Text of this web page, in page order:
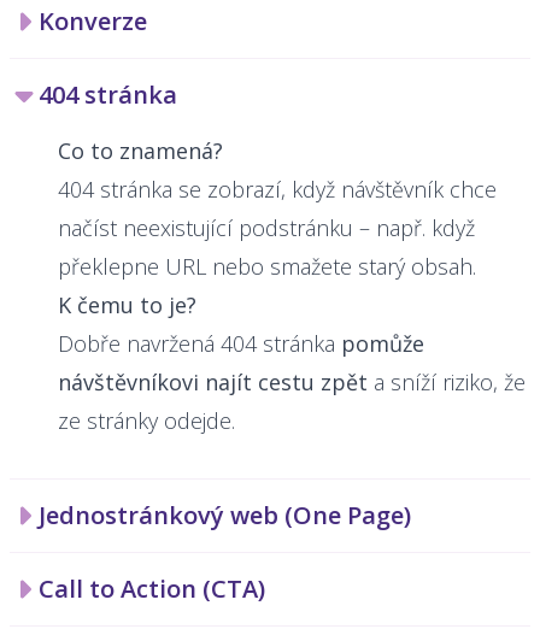
Konverze
404 stránka
Co to znamená?
404 stránka se zobrazí, když návštěvník chce
načíst neexistující podstránku – např. když
překlepne URL nebo smažete starý obsah.
K čemu to je?
Dobře navržená 404 stránka pomůže
návštěvníkovi najít cestu zpět a sníží riziko, že
ze stránky odejde.
Jednostránkový web (One Page)
Call to Action (CTA)